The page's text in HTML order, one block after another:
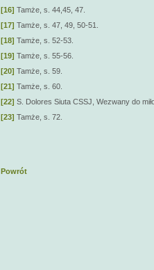
[16] Tamże, s. 44,45, 47.
[17] Tamże, s. 47, 49, 50-51.
[18] Tamże, s. 52-53.
[19] Tamże, s. 55-56.
[20] Tamże, s. 59.
[21] Tamże, s. 60.
[22] S. Dolores Siuta CSSJ, Wezwany do
[23] Tamże, s. 72.
Powrót